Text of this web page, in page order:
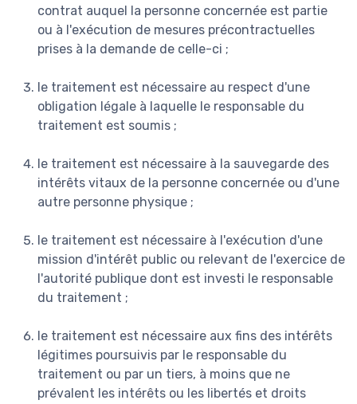
contrat auquel la personne concernée est partie
ou à l'exécution de mesures précontractuelles
prises à la demande de celle-ci ;
le traitement est nécessaire au respect d'une
obligation légale à laquelle le responsable du
traitement est soumis ;
le traitement est nécessaire à la sauvegarde des
intérêts vitaux de la personne concernée ou d'une
autre personne physique ;
le traitement est nécessaire à l'exécution d'une
mission d'intérêt public ou relevant de l'exercice de
l'autorité publique dont est investi le responsable
du traitement ;
le traitement est nécessaire aux fins des intérêts
légitimes poursuivis par le responsable du
traitement ou par un tiers, à moins que ne
prévalent les intérêts ou les libertés et droits